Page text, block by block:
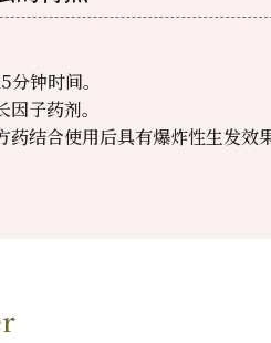
钟时间。
子药剂。
结合使用后具有爆炸性生发效果